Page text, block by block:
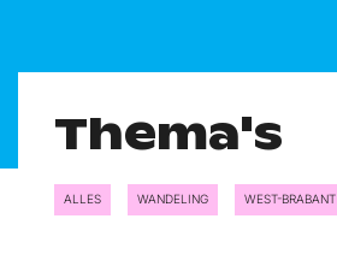
Thema's
ALLES WANDELING WEST-BRABANT